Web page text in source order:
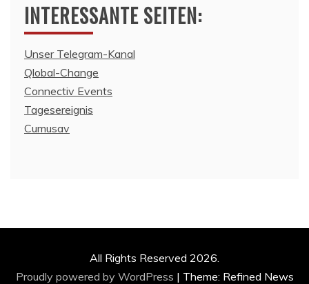
INTERESSANTE SEITEN:
Unser Telegram-Kanal
Qlobal-Change
Connectiv Events
Tagesereignis
Cumusav
All Rights Reserved 2026.
Proudly powered by WordPress | Theme: Refined News